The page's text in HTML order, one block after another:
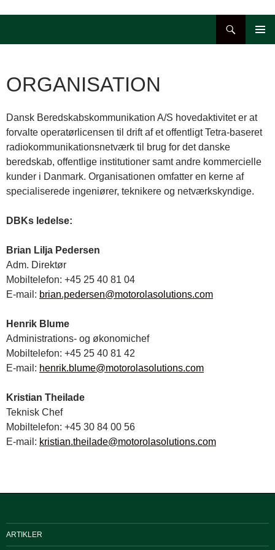
ORGANISATION
Dansk Beredskabskommunikation A/S hovedaktivitet er at
forvalte operatørlicensen til drift af et offentligt Tetra-baseret
radiokommunikationsnetværk til brug for det danske
beredskab, offentlige institutioner samt andre kommercielle
kunder i Danmark. Organisationen omfatter en kerne af
specialiserede ingeniører, teknikere og netværkskyndige.
DBKs ledelse:
Brian Lilja Pedersen
Adm. Direktør
Mobiltelefon: +45 25 40 81 04
E-mail: brian.pedersen@motorolasolutions.com
Henrik Blume
Administrations- og økonomichef
Mobiltelefon: +45 25 40 81 42
E-mail: henrik.blume@motorolasolutions.com
Kristian Theilade
Teknisk Chef
Mobiltelefon: +45 30 84 00 56
E-mail: kristian.theilade@motorolasolutions.com
ARTIKLER